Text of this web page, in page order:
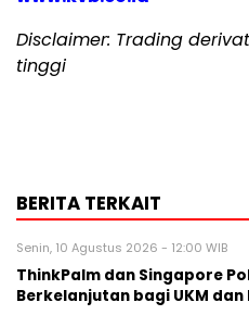
Disclaimer: Trading
tinggi
BERITA TERKAIT
Senin, 10 Agustus 2026 - 12:00 WIB
ThinkPalm dan Singapore
Berkelanjutan bagi UKM